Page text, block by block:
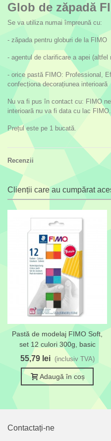
Glob de zăpadă
Se va utiliza numai împreună cu:
- zăpada pentru globuri de la FIMO
- agentul de clarificare a apei
- orice pastă FIMO: Professional,
confecționa decorațiunea interioară
Nu va fi pus în contact cu: FIMO
interioară nu va fi data cu lac FIMO.
Prețul este pe 1 bucată.
Recenzii
Clienții care au cumpărat
Pastă de modelaj FIMO Soft,
set 12 culori 300g, basic
55,79 lei (inclusiv TVA)
Adaugă în coș
Contactați-ne